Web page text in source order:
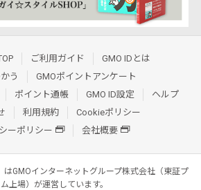
ご利用ガイド
GMO IDとは
う
GMOポイントアンケート
ポイント通帳 GMO ID設定
ヘルプ
利用規約
Cookieポリシー
ーポリシー
会社概要
はGMOインターネットグループ株式会社（東証プ
上場）が運営しています。